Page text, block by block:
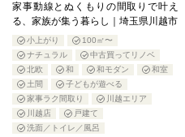
家事動線とぬくもりの間取りで叶え
る、家族が集う暮らし｜埼玉県川越市
小上がり
100㎡〜
ナチュラル
中古買ってリノベ
北欧
和 和モダン
和室
土間
子どもが遊べる
家事ラク間取り
川越エリア
川越店
戸建て
洗面／トイレ／風呂